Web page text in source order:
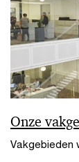
Onze
Vakgebieden